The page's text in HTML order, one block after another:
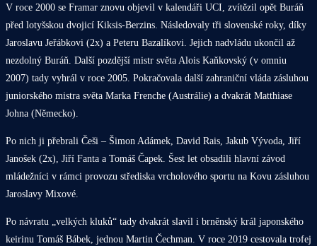
V roce 2000 se Framar znovu objevil v kalendáři UCI, zvítězil opět Buráň
před lotyšskou dvojicí Kiksis-Berzins. Následovaly tři slovenské roky, díky
Jaroslavu Jeřábkovi (2x) a Peteru Bazalíkovi. Jejich nadvládu ukončil až
nezdolný Buráň. Další pozdější mistr světa Alois Kaňkovský (v omniu
2007) tady vyhrál v roce 2005. Pokračovala další zahraniční vláda zásluhou
juniorského mistra světa Marka Frenche (Austrálie) a dvakrát Matthiase
Johna (Německo).
Po nich ji přebrali Češi – Šimon Adámek, David Rais, Jakub Vývoda, Jiří
Janošek (2x), Jiří Fanta a Tomáš Čapek. Šest let obsadili hlavní závod
mládežníci v rámci provozu střediska vrcholového sportu na Kovu zásluhou
Jaroslavy Mixové.
Po návratu „velkých kluků“ tady dvakrát slavil i brněnský král japonského
keirinu Tomáš Bábek, jednou Martin Čechman. V roce 2019 cestovala trofej